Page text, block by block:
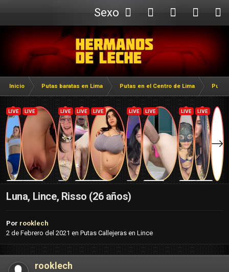
Sexo
Webcam
Inicio Putas baratas en Lima Putas en el Centro de Lima
Luna, Lince, Risso (26 años)
Por rooklech
2 de Febrero del 2021 en Putas Callejeras en Lince
rooklech